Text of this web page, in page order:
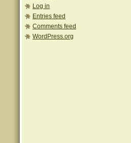
Log in
Entries feed
Comments feed
WordPress.org